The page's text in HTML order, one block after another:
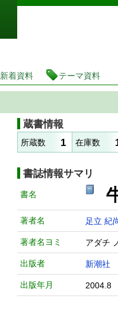
図書館 蔵書検索
新着資料 テーマ資料
蔵書情報
所蔵数 1 在庫数
書誌情報サマリ
書名
著者名 足立 紀
著者名ヨミ アダチ
出版者 新潮社
出版年月 2004.8